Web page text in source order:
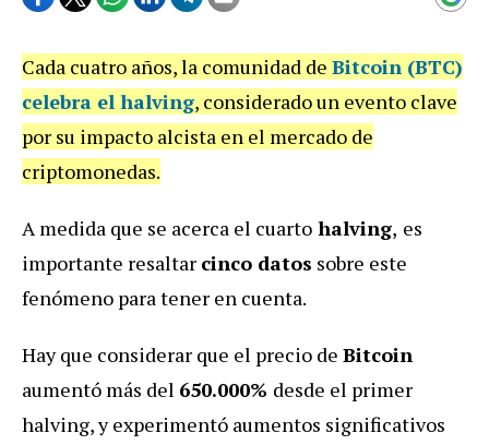
Cada cuatro años, la comunidad de Bitcoin (BTC)
celebra el halving, considerado un evento clave
por su impacto alcista en el mercado de
criptomonedas.
A medida que se acerca el cuarto halving, es
importante resaltar cinco datos sobre este
fenómeno para tener en cuenta.
Hay que considerar que el precio de Bitcoin
aumentó más del 650.000% desde el primer
halving, y experimentó aumentos significativos